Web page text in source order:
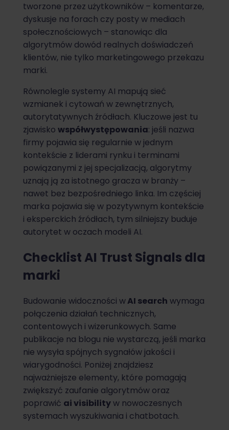
tworzone przez użytkowników – komentarze,
dyskusje na forach czy posty w mediach
społecznościowych – stanowiąc dla
algorytmów dowód realnych doświadczeń
klientów, nie tylko marketingowego przekazu
marki.
Równolegle systemy AI mapują sieć
wzmianek i cytowań w zewnętrznych,
autorytatywnych źródłach. Kluczowe jest tu
zjawisko współwystępowania: jeśli nazwa
firmy pojawia się regularnie w jednym
kontekście z liderami rynku i terminami
powiązanymi z jej specjalizacją, algorytmy
uznają ją za istotnego gracza w branży –
nawet bez bezpośredniego linka. Im częściej
marka pojawia się w pozytywnym kontekście
i eksperckich źródłach, tym silniejszy buduje
autorytet w oczach modeli AI.
Checklist AI Trust Signals dla
marki
Budowanie widoczności wAI search wymaga
połączenia działań technicznych,
contentowych i wizerunkowych. Same
publikacje na blogu nie wystarczą, jeśli marka
nie wysyła spójnych sygnałów jakości i
wiarygodności. Poniżej znajdziesz
najważniejsze elementy, które pomagają
zwiększyć zaufanie algorytmów oraz
poprawić ai visibilityw nowoczesnych
systemach wyszukiwania i chatbotach.